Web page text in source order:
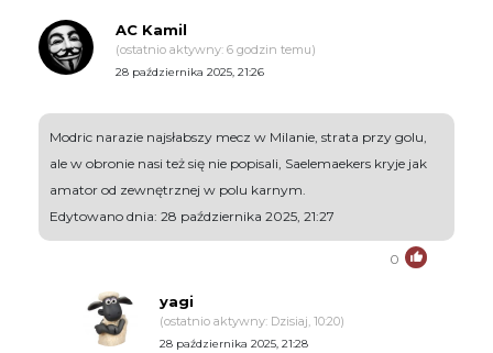
AC Kamil
(ostatnio aktywny: 6 godzin temu)
28 października 2025, 21:26
Modric narazie najsłabszy mecz w Milanie, strata przy golu,
ale w obronie nasi też się nie popisali, Saelemaekers kryje jak
amator od zewnętrznej w polu karnym.
Edytowano dnia: 28 października 2025, 21:27
0
yagi
(ostatnio aktywny: Dzisiaj, 10:20)
28 października 2025, 21:28